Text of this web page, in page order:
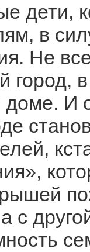
дети,
в
Не
город,
доме. И
с